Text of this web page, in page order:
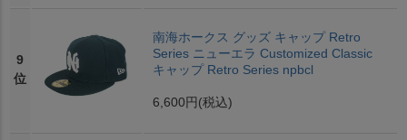
9
位
南海ホークス グッズ キャップ Retro
Series ニューエラ Customized Classic
キャップ Retro Series npbcl
6,600円 (税込)